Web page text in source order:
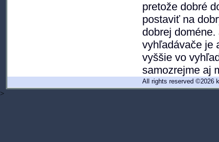
pretože dobré
postaviť na
dobrej
vyhľadávače je
vyššie vo
samozrejme aj
All rights reserved ©2026
>